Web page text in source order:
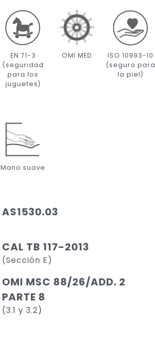
EN 71-3
(seguridad
para los
juguetes)
OMI MED
ISO 10993-10
(seguro para
la piel)
Mano suave
AS1530.03
CAL TB 117-2013
(Sección E)
OMI MSC 88/26/ADD. 2
PARTE 8
(3.1 y 3.2)